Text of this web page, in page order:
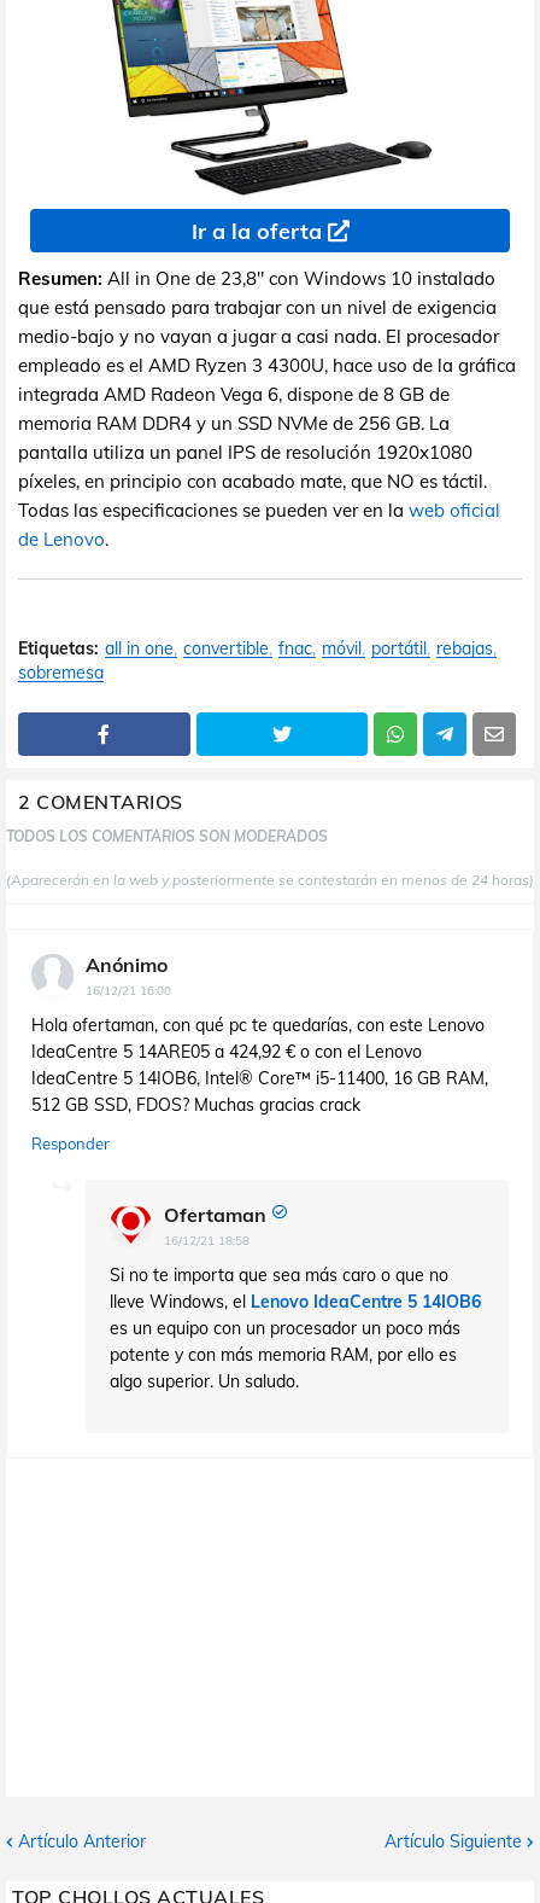
Ir a la oferta
Resumen: All in One de 23,8" con Windows 10 instalado
que está pensado para trabajar con un nivel de exigencia
medio-bajo y no vayan a jugar a casi nada. El procesador
empleado es el AMD Ryzen 3 4300U, hace uso de la gráfica
integrada AMD Radeon Vega 6, dispone de 8 GB de
memoria RAM DDR4 y un SSD NVMe de 256 GB. La
pantalla utiliza un panel IPS de resolución 1920x1080
píxeles, en principio con acabado mate, que NO es táctil.
Todas las especificaciones se pueden ver en la web oficial
de Lenovo.
Etiquetas: all in one convertible fnac móvil portátil
rebajas
sobremesa
2 COMENTARIOS
TODOS LOS COMENTARIOS SON MODERADOS
(Aparecerán en la web y posteriormente se contestarán en menos de 24 horas)
Anónimo
16/12/21 16:00
Hola ofertaman, con qué pc te quedarías, con este Lenovo
IdeaCentre 5 14ARE05 a 424,92 € o con el Lenovo
IdeaCentre 5 14IOB6, Intel® Core™ i5-11400, 16 GB RAM,
512 GB SSD, FDOS? Muchas gracias crack
Responder
Ofertaman
16/12/21 18:58
Si no te importa que sea más caro o que no
lleve Windows, el Lenovo IdeaCentre 5 14IOB6
es un equipo con un procesador un poco más
potente y con más memoria RAM, por ello es
algo superior. Un saludo.
Artículo Anterior Artículo Siguiente
TOP CHOLLOS ACTUALES